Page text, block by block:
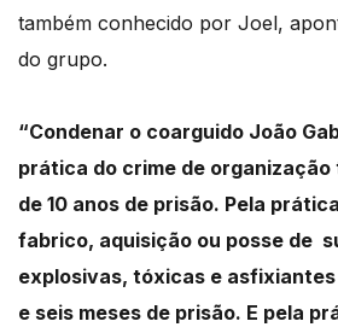
também conhecido por Joel,
do grupo.
“Condenar o coarguido João
prática do crime de
de 10 anos de prisão. Pela
fabrico, aquisição ou posse de
explosivas, tóxicas e asfixiantes
e seis meses de prisão. E pela